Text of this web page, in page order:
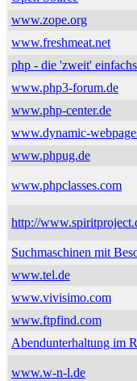
www.zope.org
www.freshmeat.net
php - die 'zweit'
www.php3-forum.de
www.php-center.de
www.dynamic-
www.phpug.de
www.phpclasses.com
http://
Suchmaschinen mit
www.tel.de
www.vivisimo.com
www.ftpfind.com
Abendunterhaltung im
www.w-n-l.de